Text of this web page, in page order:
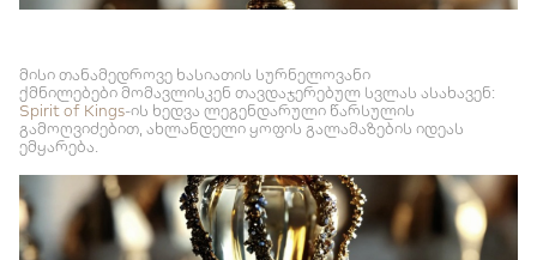
მისი თანამედროვე ხასიათის სურნელოვანი
ქმნილებები მომავლისკენ თავდაჯერებულ სვლას ასახავენ:
Spirit of Kings-ის ხედვა ლეგენდარული წარსულის
გამოღვიძებით, ახლანდელი ყოფის გალამაზების იდეას
ემყარება.